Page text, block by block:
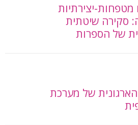
מטפחות-יצירתיות
סקירה שיטתית
של הספרות
של מערכת